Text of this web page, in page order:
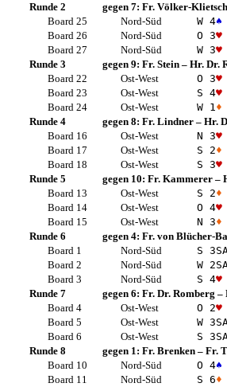
Runde 2
gegen 7: Fr. Völker-Klietsch
Board 25
Nord-Süd W 4♠
Board 26
Nord-Süd O 3♥
Board 27
Nord-Süd W 3♥
Runde 3
gegen 9: Fr. Stein – Hr. Dr.
Board 22
Ost-West O 3♥
Board 23
Ost-West S 4♥
Board 24
Ost-West W 1♦
Runde 4
gegen 8: Fr. Lindner – Hr.
Board 16
Ost-West N 3♥
Board 17
Ost-West S 2♦
Board 18
Ost-West S 3♥
Runde 5
gegen 10: Fr. Kammerer –
Board 13
Ost-West S 2♦
Board 14
Ost-West O 4♥
Board 15
Ost-West N 3♦
Runde 6
gegen 4: Fr. von Blücher-
Board 1
Nord-Süd S 3
Board 2
Nord-Süd W 2
Board 3
Nord-Süd S 4♥
Runde 7
gegen 6: Fr. Dr. Romberg –
Board 4
Ost-West O 2♥
Board 5
Ost-West W 3
Board 6
Ost-West S 3
Runde 8
gegen 1: Fr. Brenken – Fr.
Board 10
Nord-Süd O 4♠
Board 11
Nord-Süd S 6♦